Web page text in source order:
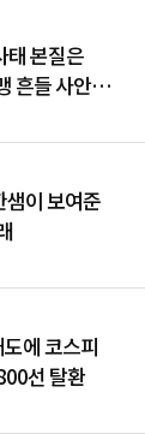
태 본질은
흔들 사안
이 보여준
에 코스피
선 탈환